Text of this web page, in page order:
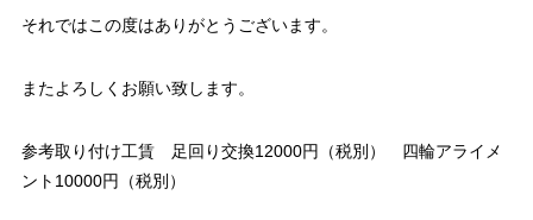
それではこの度はありがとうございます。
またよろしくお願い致します。
参考取り付け工賃 足回り交換12000円（税別） 四輪アライメ
ント10000円（税別）